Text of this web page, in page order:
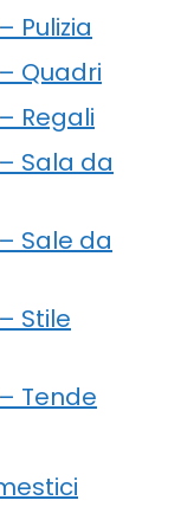
Pulizia
Quadri
Regali
Sala da
Sale da
Stile
Tende